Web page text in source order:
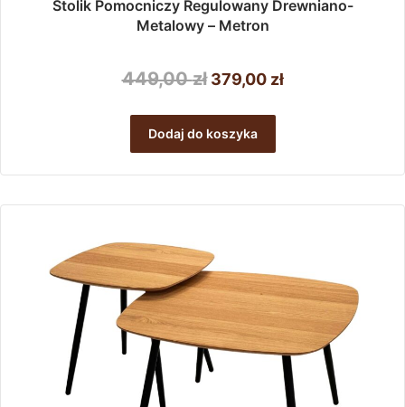
Stolik Pomocniczy Regulowany Drewniano-
Metalowy – Metron
449,00zł Pierwotna
wynosiła:
449,00 zł.
379,00 złAktualna
Dodaj do koszyka